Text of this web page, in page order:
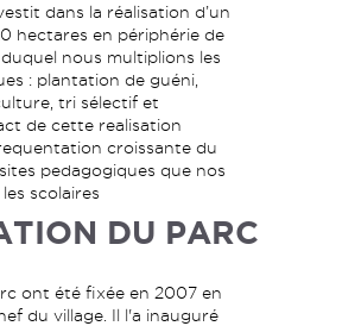
dans la réalisation d’un
hectares en périphérie de
nous multiplions les
: plantation de guéni,
tri sélectif et
de cette realisation
croissante du
pedagogiques que nos
scolaires
DU PARC
ont été fixée en 2007 en
du village. Il l'a inauguré